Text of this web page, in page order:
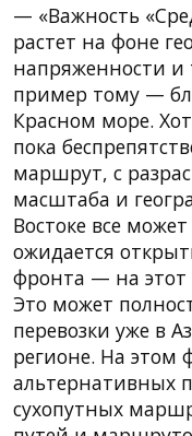
— «Важность
растет на фоне
напряженности
пример тому —
Красном море.
пока
маршрут, с
масштаба и
Востоке все
ожидается
фронта — на этот
Это может
перевозки уже в
регионе. На этом
альтернативных
сухопутных